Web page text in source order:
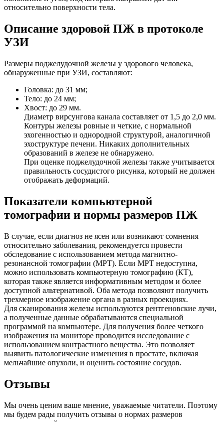
относительно поверхности тела.
Описание здоровой ПЖ в протоколе
УЗИ
Размеры поджелудочной железы у здорового человека,
обнаруженные при УЗИ, составляют:
Головка: до 31 мм;
Тело: до 24 мм;
Хвост: до 29 мм.
Диаметр вирсунгова канала составляет от 1,5 до 2,0 мм.
Контуры железы ровные и четкие, с нормальной
эхогенностью и однородной структурой, аналогичной
эхоструктуре печени. Никаких дополнительных
образований в железе не обнаружено.
При оценке поджелудочной железы также учитывается
правильность сосудистого рисунка, который не должен
отображать деформаций.
Показатели компьютерной
томографии и нормы размеров ПЖ
В случае, если диагноз не ясен или возникают сомнения
относительно заболевания, рекомендуется провести
обследование с использованием метода магнитно-
резонансной томографии (МРТ). Если МРТ недоступна,
можно использовать компьютерную томографию (КТ),
которая также является информативным методом и более
доступной альтернативой. Оба метода позволяют получить
трехмерное изображение органа в разных проекциях.
Для сканирования железы используются рентгеновские лучи,
а полученные данные обрабатываются специальной
программой на компьютере. Для получения более четкого
изображения на мониторе проводится исследование с
использованием контрастного вещества. Это позволяет
выявить патологические изменения в простате, включая
мельчайшие опухоли, и оценить состояние сосудов.
Отзывы
Мы очень ценим ваше мнение, уважаемые читатели. Поэтому
мы будем рады получить отзывы о нормах размеров